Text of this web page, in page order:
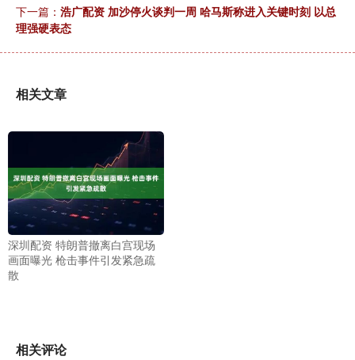
下一篇： 浩广配资 加沙停火谈判一周 哈马斯称进入关键时刻 以总
理强硬表态
相关文章
深圳配资 特朗普撤离白宫现场
画面曝光 枪击事件引发紧急疏
散
相关评论